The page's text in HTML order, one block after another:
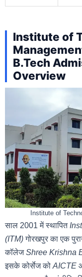
Institute of
B.Tech
Overview
Institute of
साल 2001 में स्थापित
(ITM)गोरखपुर का एक
कॉलेजShree Krishna
इसके कोर्सेज को AICTE